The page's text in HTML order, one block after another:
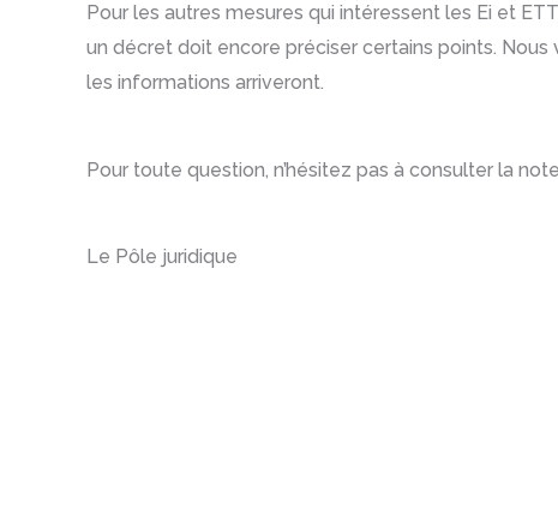
Pour les autres mesures qui intéressent les Ei et
un décret doit encore préciser certains points.
les informations arriveront.
Pour toute question, n’hésitez pas à consulter la
Le Pôle juridique